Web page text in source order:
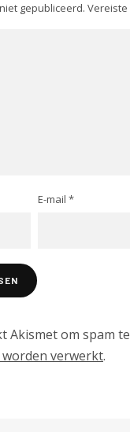
gepubliceerd.
E-mail *
Akismet om spam
verwerkt.